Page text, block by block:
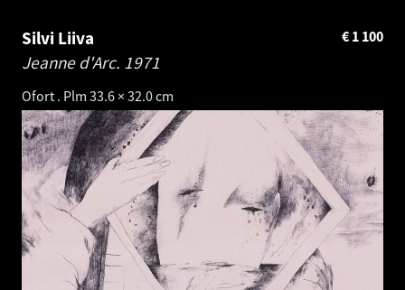
Silvi Liiva
Jeanne d'Arc. 1971
Ofort . Plm 33.6 × 32.0 cm
1 100
€